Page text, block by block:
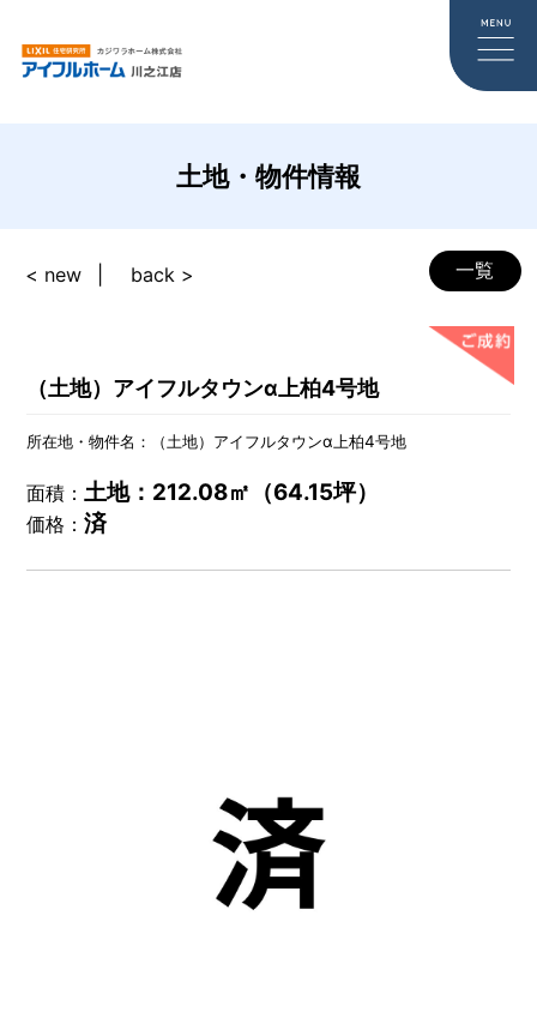
土地・物件情報
一覧
< new back >
（土地）アイフルタウンα上柏4号地
所在地・物件名：（土地）アイフルタウンα上柏4号地
面積： 土地：212.08㎡（64.15坪）
価格： 済